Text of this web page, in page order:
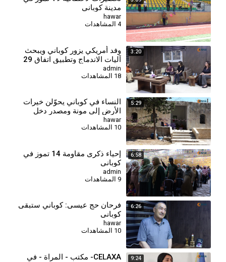
مدينة كوباني
hawar
4 المشاهدات
3:20
⁣وفد أمريكي يزور كوباني ويبحث
آليات الاندماج وتطبيق اتفاق 29
كانون الثاني
admin
18 المشاهدات
5:29
النساء في كوباني يحوّلن خيرات
الأرض إلى مونة ومصدر دخل
hawar
10 المشاهدات
6:58
⁣إحياء ذكرى مقاومة 14 تموز في
كوباني
admin
6:26
فرحان حج عيسى: كوباني ستبقى
كوباني
hawar
10 المشاهدات
9:24
CELAXA- مكتب - المراة - في